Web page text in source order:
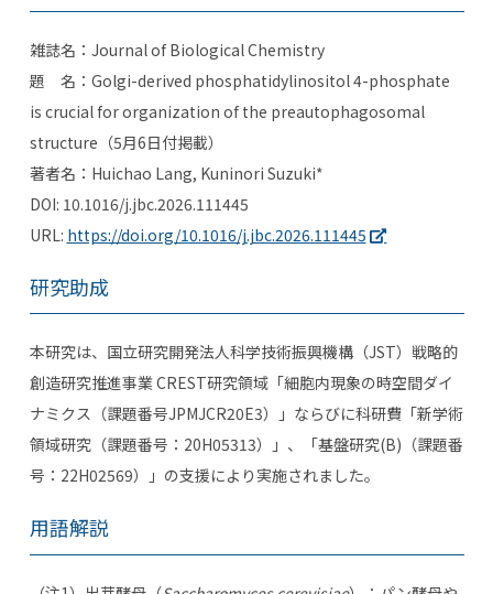
雑誌名： Journal of Biological Chemistry
題 名： Golgi-derived phosphatidylinositol 4-phosphate
is crucial for organization of the preautophagosomal
structure （5月6日付掲載）
著者名： Huichao Lang, Kuninori Suzuki*
DOI: 10.1016/j.jbc.2026.111445
URL: https://doi.org/10.1016/j.jbc.2026.111445
研究助成
本研究は、国立研究開発法人科学技術振興機構（JST）戦略的
創造研究推進事業CREST研究領域「細胞内現象の時空間ダイ
ナミクス（課題番号JPMJCR20E3）」ならびに科研費「新学術
領域研究（課題番号： 20H05313）」、「基盤研究(B) （課題番
号： 22H02569）」の支援により実施されました。
用語解説